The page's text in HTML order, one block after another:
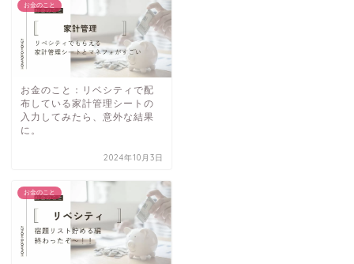
お金のこと
お金のこと：リベシティで配
布している家計管理シートの
入力してみたら、意外な結果
に。
2024年10月3日
お金のこと